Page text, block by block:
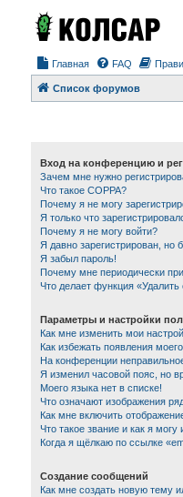
Главная FAQ
Список форумов
Вход на конференцию и
Зачем мне нужно
Что такое COPPA?
Почему я не могу
Я только что
Почему я не могу войти?
Я давно зарегистрирован, но
Я забыл пароль!
Почему мне периодически
Что делает функция «Удалить
Параметры и настройки
Как мне изменить мои
Как избежать появления
На конференции
Я изменил часовой пояс, но
Моего языка нет в списке!
Что означают изображения
Как мне включить
Что такое звание и как я могу
Когда я щёлкаю по ссылке
Создание сообщений
Как мне создать новую тему